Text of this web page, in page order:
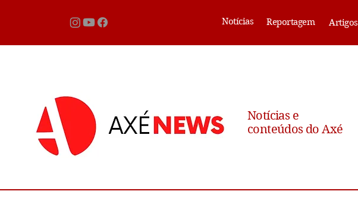
Notícias Reportagem Artigos
Notícias e
conteúdos do Axé